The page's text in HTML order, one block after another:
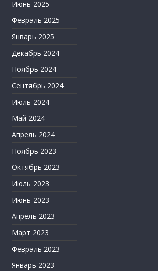
Июнь 2025
Февраль 2025
Январь 2025
Декабрь 2024
Ноябрь 2024
Сентябрь 2024
Июль 2024
Май 2024
Апрель 2024
Ноябрь 2023
Октябрь 2023
Июль 2023
Июнь 2023
Апрель 2023
Март 2023
Февраль 2023
Январь 2023